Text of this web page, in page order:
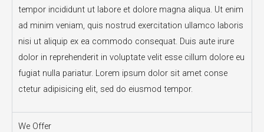
tempor incididunt ut labore et dolore magna aliqua. Ut enim
ad minim veniam, quis nostrud exercitation ullamco laboris
nisi ut aliquip ex ea commodo consequat. Duis aute irure
dolor in reprehenderit in voluptate velit esse cillum dolore eu
fugiat nulla pariatur. Lorem ipsum dolor sit amet conse
ctetur adipisicing elit, sed do eiusmod tempor.
We Offer